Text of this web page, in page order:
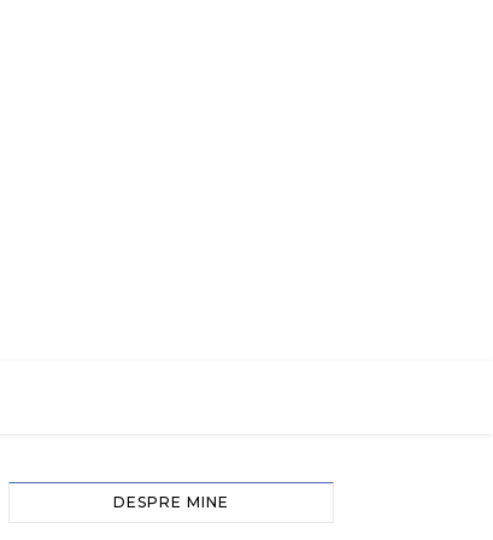
DESPRE MINE